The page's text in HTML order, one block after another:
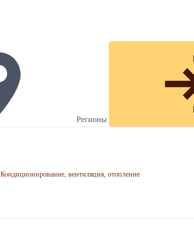
Регионы
Кондиционирование, вентиляция, отопление